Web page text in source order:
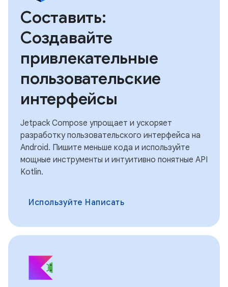
Составить:
Создавайте
привлекательные
пользовательские
интерфейсы
Jetpack Compose упрощает и ускоряет
разработку пользовательского интерфейса на
Android. Пишите меньше кода и используйте
мощные инструменты и интуитивно понятные API
Kotlin.
Используйте Написать